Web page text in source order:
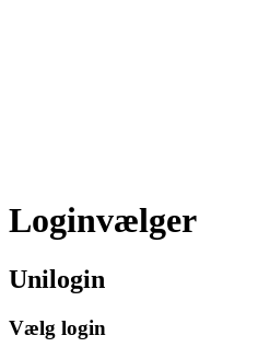
Loginvælger
Unilogin
Vælg login